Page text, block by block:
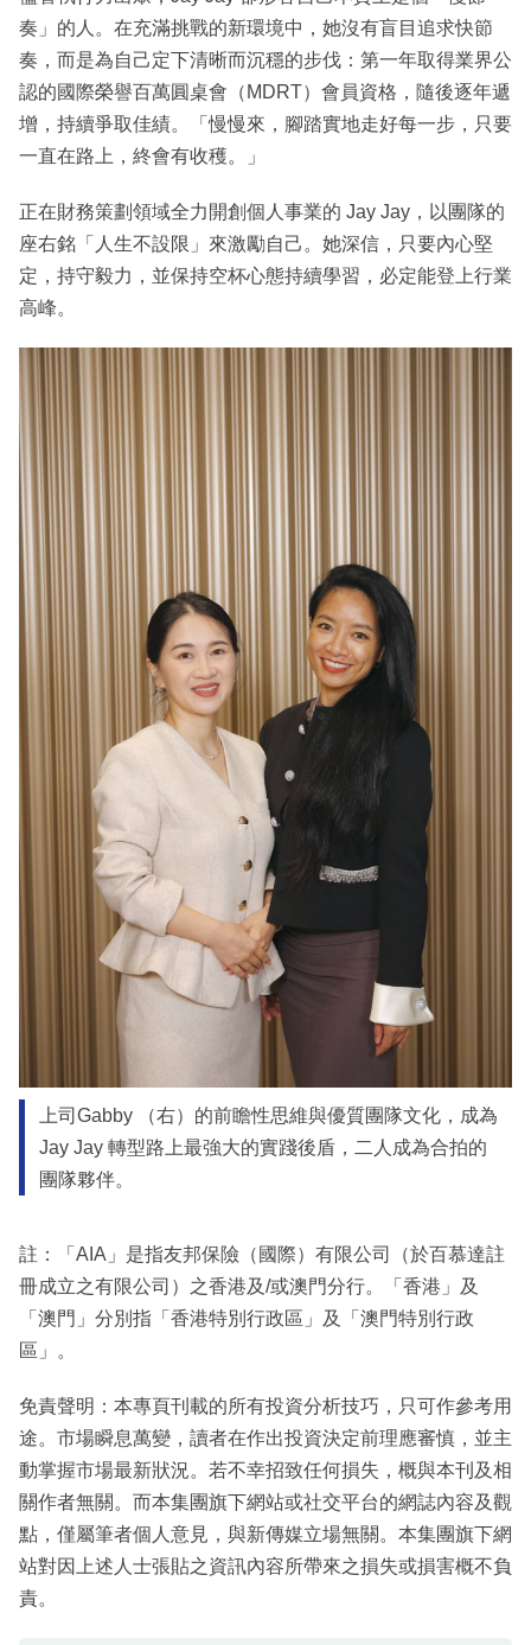
奏」的人。在充滿挑戰的新環境中，她沒有盲目追求快節
奏，而是為自己定下清晰而沉穩的步伐：第一年取得業界公
認的國際榮譽百萬圓桌會（MDRT）會員資格，隨後逐年遞
增，持續爭取佳績。「慢慢來，腳踏實地走好每一步，只要
一直在路上，終會有收穫。」
正在財務策劃領域全力開創個人事業的 Jay Jay，以團隊的
座右銘「人生不設限」來激勵自己。她深信，只要內心堅
定，持守毅力，並保持空杯心態持續學習，必定能登上行業
高峰。
上司Gabby （右）的前瞻性思維與優質團隊文化，成為
Jay Jay 轉型路上最強大的實踐後盾，二人成為合拍的
團隊夥伴。
註：「AIA」是指友邦保險（國際）有限公司（於百慕達註
冊成立之有限公司）之香港及/或澳門分行。「香港」及
「澳門」分別指「香港特別行政區」及「澳門特別行政
區」。
免責聲明：本專頁刊載的所有投資分析技巧，只可作參考用
途。市場瞬息萬變，讀者在作出投資決定前理應審慎，並主
動掌握市場最新狀況。若不幸招致任何損失，概與本刊及相
關作者無關。而本集團旗下網站或社交平台的網誌內容及觀
點，僅屬筆者個人意見，與新傳媒立場無關。本集團旗下網
站對因上述人士張貼之資訊內容所帶來之損失或損害概不負
責。